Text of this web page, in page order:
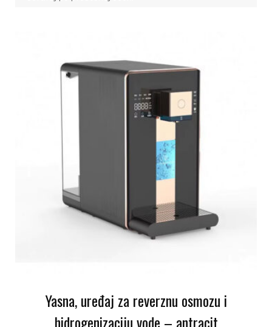
Yasna, uređaj za reverznu osmozu i
hidrogenizaciju vode – antracit